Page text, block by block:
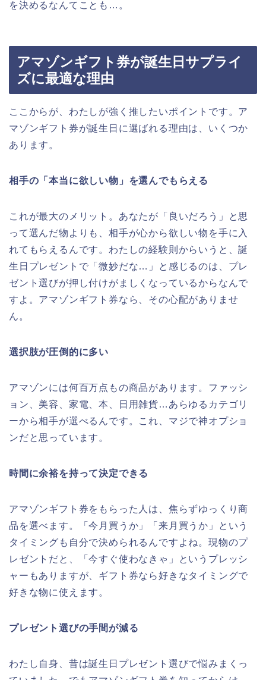
を決めるなんてことも…。
アマゾンギフト券が誕生日サプライ
ズに最適な理由
ここからが、わたしが強く推したいポイントです。ア
マゾンギフト券が誕生日に選ばれる理由は、いくつか
あります。
相手の「本当に欲しい物」を選んでもらえる
これが最大のメリット。あなたが「良いだろう」と思
って選んだ物よりも、相手が心から欲しい物を手に入
れてもらえるんです。わたしの経験則からいうと、誕
生日プレゼントで「微妙だな…」と感じるのは、プレ
ゼント選びが押し付けがましくなっているからなんで
すよ。アマゾンギフト券なら、その心配がありませ
ん。
選択肢が圧倒的に多い
アマゾンには何百万点もの商品があります。ファッシ
ョン、美容、家電、本、日用雑貨…あらゆるカテゴリ
ーから相手が選べるんです。これ、マジで神オプショ
ンだと思っています。
時間に余裕を持って決定できる
アマゾンギフト券をもらった人は、焦らずゆっくり商
品を選べます。「今月買うか」「来月買うか」という
タイミングも自分で決められるんですよね。現物のプ
レゼントだと、「今すぐ使わなきゃ」というプレッシ
ャーもありますが、ギフト券なら好きなタイミングで
好きな物に使えます。
プレゼント選びの手間が減る
わたし自身、昔は誕生日プレゼント選びで悩みまくっ